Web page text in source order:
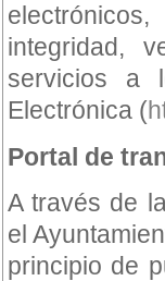
integridad,
servicios a
Electrónica (
Portal de
A través de
el
principio de